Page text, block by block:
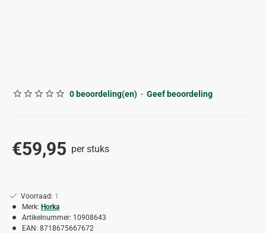
0 beoordeling(en) - Geef beoordeling
€59,95 per stuks
Voorraad: 1
Merk: Horka
Artikelnummer: 10908643
EAN: 8718675667672